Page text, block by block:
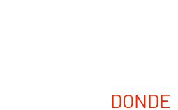
DONDE